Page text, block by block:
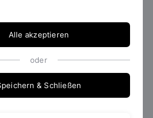
Alle akzeptieren
oder
& Schließen